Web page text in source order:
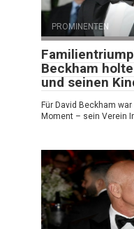
PROMINENTEN
Beckham
und seinen
Für David Beckham
Moment – sein Verein